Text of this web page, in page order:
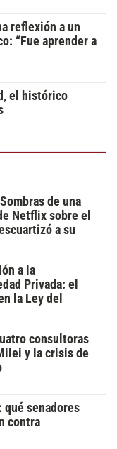
reflexión a un
“Fue aprender a
el histórico
de una
Netflix sobre el
a su
a la
Privada: el
la Ley del
consultoras
y la crisis de
qué senadores
contra